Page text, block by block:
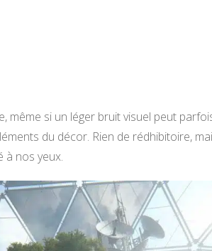
même si un léger bruit visuel peut
du décor. Rien de rédhibitoire,
à nos yeux.